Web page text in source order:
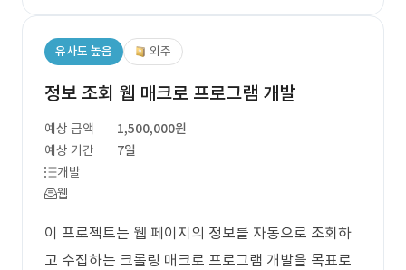
유사도 높음 외주
정보 조회 웹 매크로 프로그램 개발
예상 금액
1,500,000원
예상 기간
7일
개발
웹
이 프로젝트는 웹 페이지의 정보를 자동으로 조회하
고 수집하는 크롤링 매크로 프로그램 개발을 목표로